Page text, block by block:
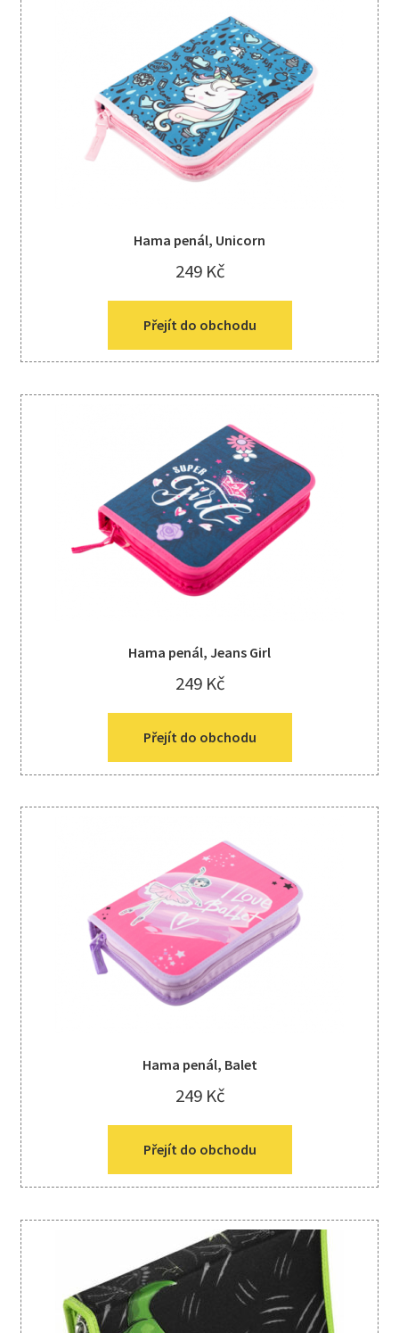
Hama penál, Unicorn
249 Kč
Přejít do obchodu
Hama penál, Jeans Girl
249 Kč
Přejít do obchodu
Hama penál, Balet
249 Kč
Přejít do obchodu